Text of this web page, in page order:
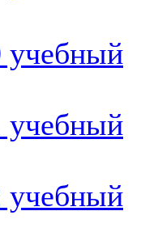
учебный
учебный
учебный